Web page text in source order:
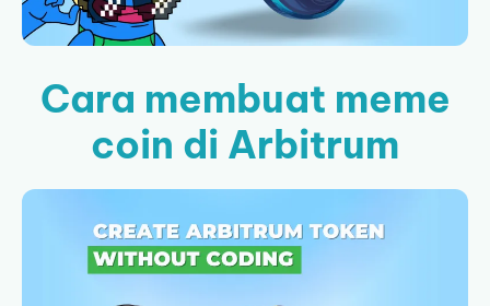
Cara membuat meme
coin di Arbitrum